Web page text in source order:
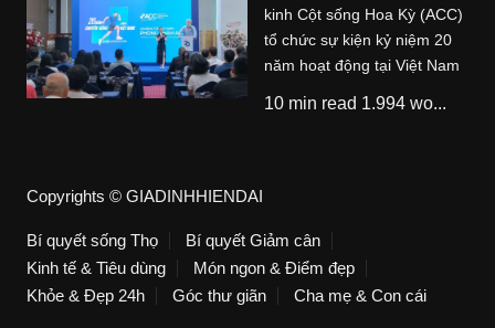
kinh Cột sống Hoa Kỳ (ACC)
tổ chức sự kiện kỷ niệm 20
năm hoạt động tại Việt Nam
10 min read 1.994 wo...
Copyrights © GIADINHHIENDAI
Bí quyết sống Thọ
Bí quyết Giảm cân
Kinh tế & Tiêu dùng
Món ngon & Điểm đẹp
Khỏe & Đẹp 24h
Góc thư giãn Cha mẹ & Con cái